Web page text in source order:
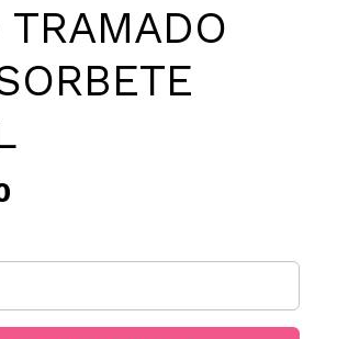
TRAMADO